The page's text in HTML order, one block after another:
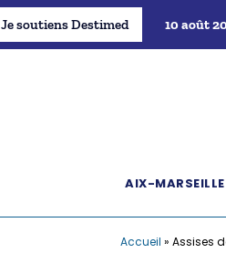
Je soutiens Destimed 10 août
AIX-MARSEILLE
Accueil » Assises